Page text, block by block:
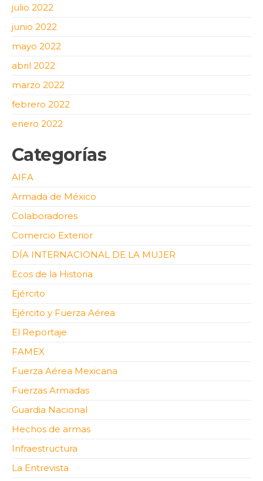
julio 2022
junio 2022
mayo 2022
abril 2022
marzo 2022
febrero 2022
enero 2022
Categorías
AIFA
Armada de México
Colaboradores
Comercio Exterior
DÍA INTERNACIONAL DE LA MUJER
Ecos de la Historia
Ejército
Ejército y Fuerza Aérea
El Reportaje
FAMEX
Fuerza Aérea Mexicana
Fuerzas Armadas
Guardia Nacional
Hechos de armas
Infraestructura
La Entrevista